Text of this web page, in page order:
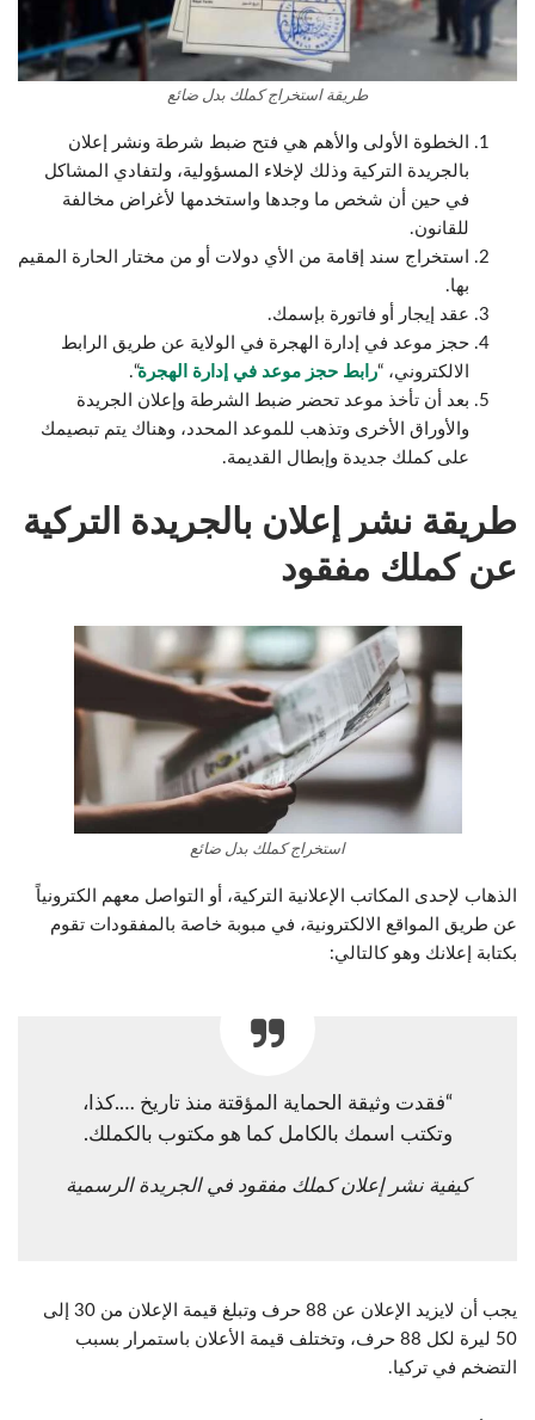
طريقة استخراج كملك بدل ضائع
الخطوة الأولى والأهم هي فتح ضبط شرطة ونشر إعلان
بالجريدة التركية وذلك لإخلاء المسؤولية، ولتفادي المشاكل
في حين أن شخص ما وجدها واستخدمها لأغراض مخالفة
للقانون.
استخراج سند إقامة من الأي دولات أو من مختار الحارة المقيم
بها.
عقد إيجار أو فاتورة بإسمك.
حجز موعد في إدارة الهجرة في الولاية عن طريق الرابط
الالكتروني، “رابط حجز موعد في إدارة الهجرة“.
بعد أن تأخذ موعد تحضر ضبط الشرطة وإعلان الجريدة
والأوراق الأخرى وتذهب للموعد المحدد، وهناك يتم تبصيمك
على كملك جديدة وإبطال القديمة.
طريقة نشر إعلان بالجريدة التركية
عن كملك مفقود
استخراج كملك بدل ضائع
الذهاب لإحدى المكاتب الإعلانية التركية، أو التواصل معهم الكترونياً
عن طريق المواقع الالكترونية، في مبوبة خاصة بالمفقودات تقوم
بكتابة إعلانك وهو كالتالي:
“فقدت وثيقة الحماية المؤقتة منذ تاريخ ….كذا،
وتكتب اسمك بالكامل كما هو مكتوب بالكملك.
كيفية نشر إعلان كملك مفقود في الجريدة الرسمية
يجب أن لايزيد الإعلان عن 88 حرف وتبلغ قيمة الإعلان من 30 إلى
50 ليرة لكل 88 حرف، وتختلف قيمة الأعلان باستمرار بسبب
التضخم في تركيا.